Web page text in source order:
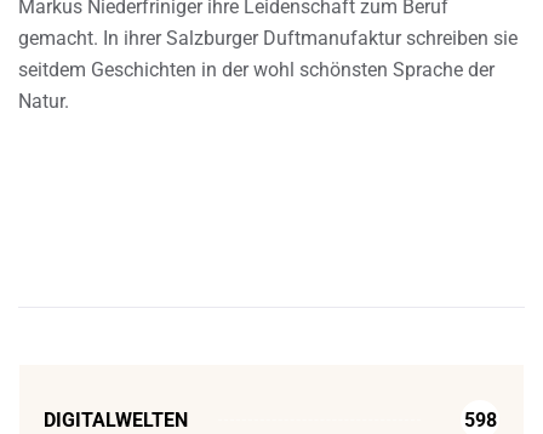
Markus Niederfriniger ihre Leidenschaft zum Beruf
gemacht. In ihrer Salzburger Duftmanufaktur schreiben sie
seitdem Geschichten in der wohl schönsten Sprache der
Natur.
DIGITALWELTEN 598